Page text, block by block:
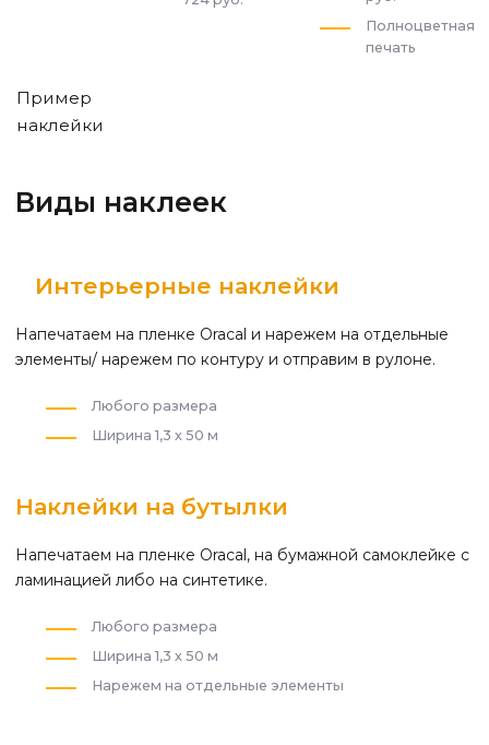
Полноцветная
печать
Пример
наклейки
Виды наклеек
Интерьерные наклейки
Напечатаем на пленке Oracal и нарежем на отдельные
элементы/ нарежем по контуру и отправим в рулоне.
Любого размера
Ширина 1,3 х 50 м
Наклейки на бутылки
Напечатаем на пленке Oracal, на бумажной самоклейке с
ламинацией либо на синтетике.
Любого размера
Ширина 1,3 х 50 м
Нарежем на отдельные элементы